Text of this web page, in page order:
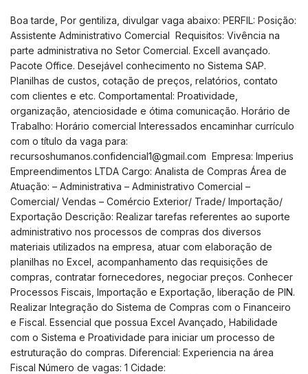
Boa tarde, Por gentiliza, divulgar vaga abaixo: PERFIL: Posição:
Assistente Administrativo Comercial Requisitos: Vivência na
parte administrativa no Setor Comercial. Excell avançado.
Pacote Office. Desejável conhecimento no Sistema SAP.
Planilhas de custos, cotação de preços, relatórios, contato
com clientes e etc. Comportamental: Proatividade,
organização, atenciosidade e ótima comunicação. Horário de
Trabalho: Horário comercial Interessados encaminhar currículo
com o título da vaga para:
recursoshumanos.confidencial1@gmail.com Empresa: Imperius
Empreendimentos LTDA Cargo: Analista de Compras Área de
Atuação: – Administrativa – Administrativo Comercial –
Comercial/ Vendas – Comércio Exterior/ Trade/ Importação/
Exportação Descrição: Realizar tarefas referentes ao suporte
administrativo nos processos de compras dos diversos
materiais utilizados na empresa, atuar com elaboração de
planilhas no Excel, acompanhamento das requisições de
compras, contratar fornecedores, negociar preços. Conhecer
Processos Fiscais, Importação e Exportação, liberação de PIN.
Realizar Integração do Sistema de Compras com o Financeiro
e Fiscal. Essencial que possua Excel Avançado, Habilidade
com o Sistema e Proatividade para iniciar um processo de
estruturação do compras. Diferencial: Experiencia na área
Fiscal Número de vagas: 1 Cidade: